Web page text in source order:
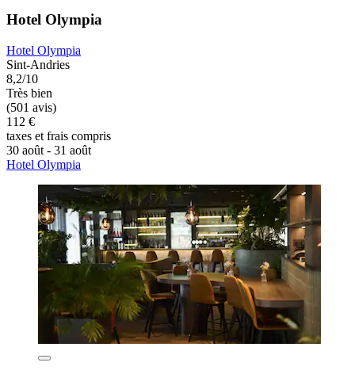
Hotel Olympia
Hotel Olympia
Sint-Andries
8,2/10
Très bien
(501 avis)
112 €
taxes et frais compris
30 août - 31 août
Hotel Olympia